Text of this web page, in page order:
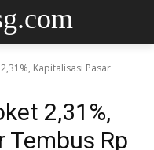
Kapitalisasi Pasar
2,31%,
Tembus Rp